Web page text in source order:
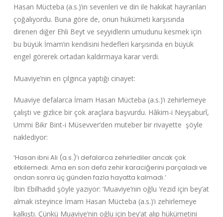
Hasan Mücteba (a.s.)’ın sevenleri ve din ile hakikat hayranları
çoğalıyordu. Buna göre de, onun hükümeti karşısında
direnen diğer Ehli Beyt ve seyyidlerin umudunu kesmek için
bu büyük İmam’ın kendisini hedefleri karşısında en büyük
engel görerek ortadan kaldırmaya karar verdi.
Muaviye’nin en çılgınca yaptığı cinayet:
Muaviye defalarca İmam Hasan Mücteba (a.s.)’ı zehirlemeye
çalıştı ve gizlice bir çok araçlara başvurdu. Hâkim-i Neyşaburî,
Ummi Bikr Bint-i Müsevver’den muteber bir rivayette şöyle
naklediyor:
‘Hasan ibni Ali (a.s.)’ı defalarca zehirlediler ancak çok
etkilemedi. Ama en son defa zehir karaciğerini parçaladı ve
ondan sonra üç günden fazla hayatta kalmadı.’
İbin Ebilhadid şöyle yazıyor: ‘Muaviye’nin oğlu Yezid için bey’at
almak isteyince İmam Hasan Mücteba (a.s.)’ı zehirlemeye
kalkıştı. Çünkü Muaviye’nin oğlu için bey’at alıp hükümetini